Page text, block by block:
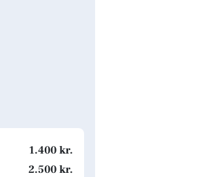
1.400 kr.
2.500 kr.